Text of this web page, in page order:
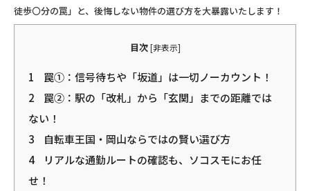
徒歩〇分の罠」と、後悔しない物件の選び方を大暴露いたします！
目次 [非表示]
1
罠①：信号待ちや「坂道」は一切ノーカウント！
2
罠②：駅の「改札」から「玄関」までの距離では
ない！
3
自転車王国・岡山ならではの賢い選び方
4
リアルな通勤ルートの確認も、ソコスモにお任
せ！